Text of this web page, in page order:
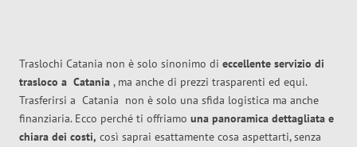
Traslochi Catania non è solo sinonimo di eccellente servizio di
trasloco a Catania , ma anche di prezzi trasparenti ed equi.
Trasferirsi a Catania non è solo una sfida logistica ma anche
finanziaria. Ecco perché ti offriamo una panoramica dettagliata e
chiara dei costi, così saprai esattamente cosa aspettarti, senza